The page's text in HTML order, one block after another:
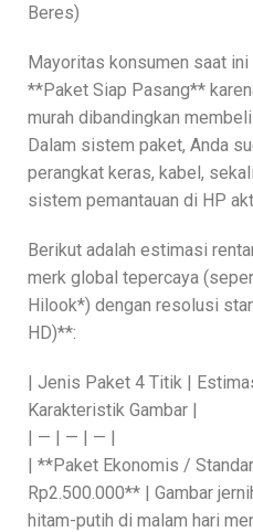
Beres)
Mayoritas konsumen saat
**Paket Siap Pasang**
murah dibandingkan
Dalam sistem paket, Anda
perangkat keras, kabel,
sistem pemantauan di HP
Berikut adalah estimasi
merk global tepercaya
Hilook*) dengan resolusi
HD)**:
| Jenis Paket 4 Titik |
Karakteristik Gambar |
| — | — | — |
| **Paket Ekonomis /
Rp2.500.000** | Gambar
hitam-putih di malam hari